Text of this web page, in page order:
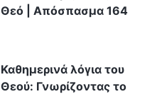
Θεό | Απόσπασμα 164
Καθημερινά λόγια του
Θεού: Γνωρίζοντας το